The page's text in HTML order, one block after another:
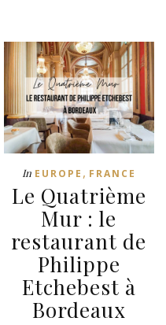
In EUROPE , FRANCE
Le Quatrième
Mur : le
restaurant de
Philippe
Etchebest à
Bordeaux